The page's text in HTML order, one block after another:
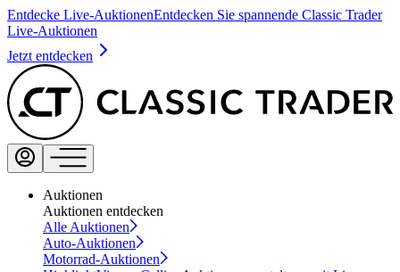
Entdecke Live-AuktionenEntdecken Sie spannende Classic Trader
Live-Auktionen
Jetzt entdecken
Auktionen
Auktionen entdecken
Alle Auktionen
Auto-Auktionen
Motorrad-Auktionen